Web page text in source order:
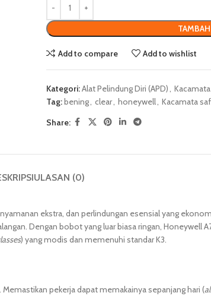
TAMBAH
Add to compare Add to wishlist
Kategori:Alat Pelindung Diri (APD),
Tag:bening, clear, honeywell, Kacamata
Share:
ULASAN (0)
ekstra, dan perlindungan esensial yang
Dengan bobot yang luar biasa ringan, Honeywell
) yang modis dan memenuhi standar K3.
pekerja dapat memakainya sepanjang hari (